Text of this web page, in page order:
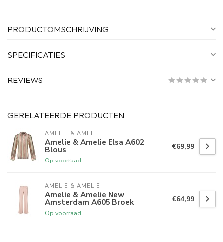
PRODUCTOMSCHRIJVING
SPECIFICATIES
REVIEWS
GERELATEERDE PRODUCTEN
AMELIE & AMELIE
Amelie & Amelie Elsa A602
Blous
Op voorraad
€69,99
AMELIE & AMELIE
Amelie & Amelie New
Amsterdam A605 Broek
Op voorraad
€64,99